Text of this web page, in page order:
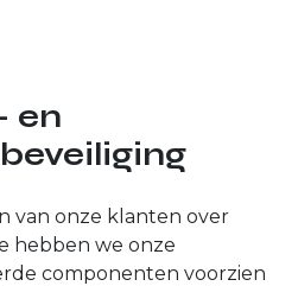
en
van onze klanten over
hebben we onze
componenten voorzien